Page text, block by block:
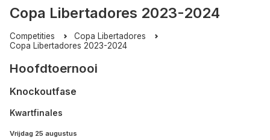
Copa Libertadores 2023-2024
Competities
Copa Libertadores
Copa Libertadores 2023-2024
Hoofdtoernooi
Knockoutfase
Kwartfinales
Vrijdag 25 augustus